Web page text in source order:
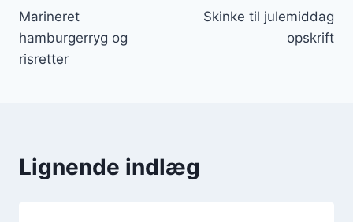
Marineret
hamburgerryg og
risretter
Skinke til julemiddag
opskrift
Lignende indlæg